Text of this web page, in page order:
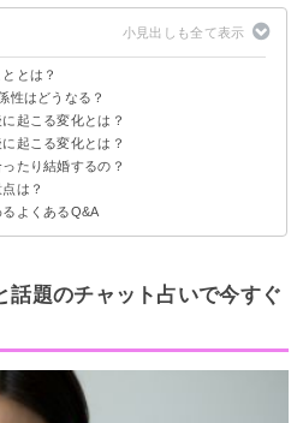
とは？
性はどうなる？
情がわかる
起こる変化とは？
る起こる変化とは？
たり結婚するの？
決まってはいない
は？
する
に取る
よくあるQ&A
壊することはある？
ことはある？
話題のチャット占いで今すぐ